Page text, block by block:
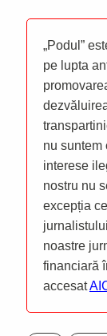
„Podul”
pe lupta
nu suntem
interese
nostru nu
excepția
noastre
financiară
accesat